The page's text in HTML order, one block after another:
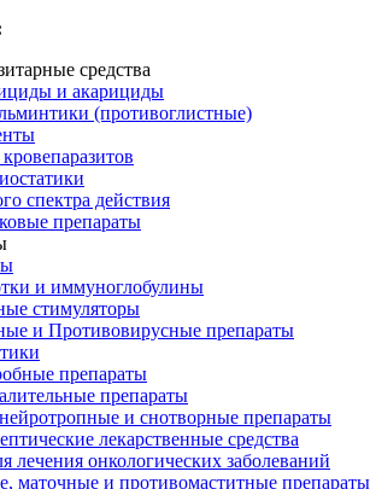
средства
и акарициды
(противоглистные)
спектра действия
препараты
и иммуноглобулины
стимуляторы
и Противовирусные препараты
препараты
препараты
и снотворные препараты
лекарственные средства
лечения онкологических заболеваний
маточные и противомаститные препараты